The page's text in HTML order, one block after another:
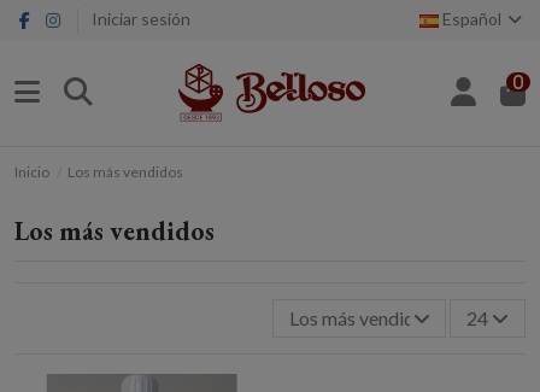
Iniciar sesión Español
0
Inicio Los más vendidos
Los más vendidos
Los más vendidos 24